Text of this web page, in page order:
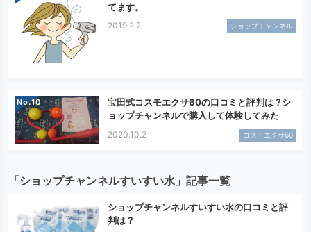
てます。
2019.2.2 ショップチャンネル
No.
宝田式コスモエクサ60の口コミと評判は？シ
ョップチャンネルで購入して体験してみた
2020.10.2 コスモエクサ60
「ショップチャンネルすいすい水」記事一覧
ショップチャンネルすいすい水の口コミと評
判は？